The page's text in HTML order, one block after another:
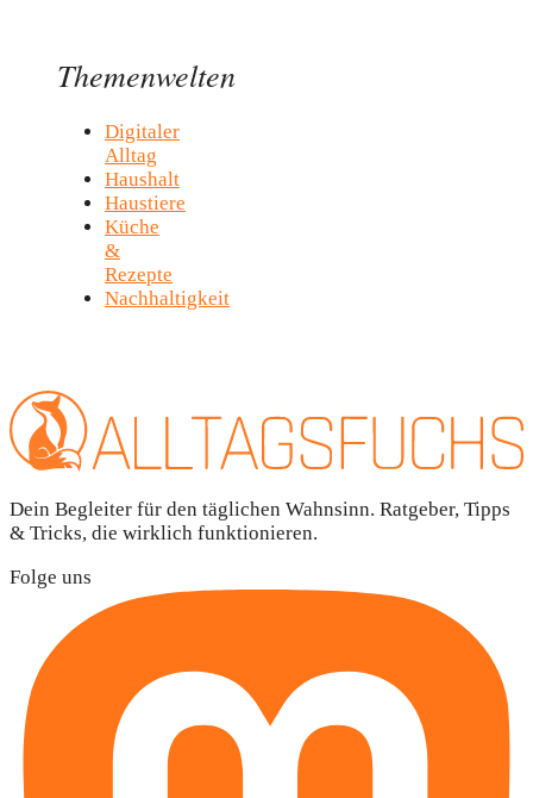
Themenwelten
Digitaler
Alltag
Haushalt
Haustiere
Küche
&
Rezepte
Nachhaltigkeit
Dein Begleiter für den täglichen Wahnsinn. Ratgeber, Tipps
& Tricks, die wirklich funktionieren.
Folge uns